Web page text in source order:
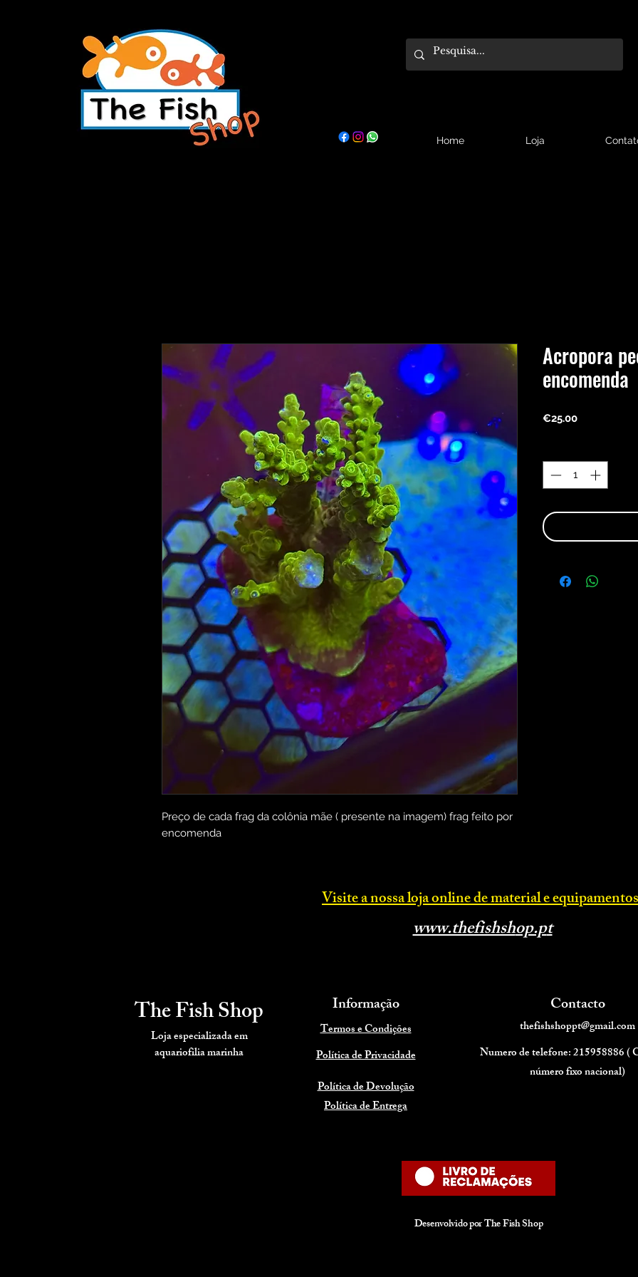
Home Loja
Preço de cada frag da colônia mãe ( presente na imagem) frag feito por
encomenda
Acropora
encomenda
€25.00Price
Visite a nossa loja online de material e
www.thefishshop.pt
The Fish Shop
Loja especializada em
aquariofiliamarinha
Informação
Termos e Condições
Política de Privacidade
Política de Devolução
Contacto
thefishshoppt@gmail.com
Numero de telefone: 215958886 (
número fixo nacional)
Política de Entrega
Desenvolvido por The Fish Shop